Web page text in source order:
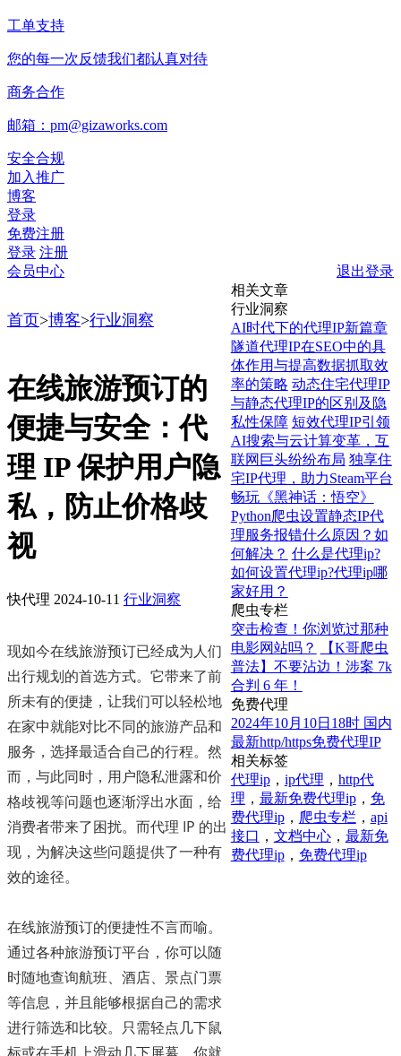
工单支持
您的每一次反馈我们都认真对待
商务合作
邮箱：pm@gizaworks.com
安全合规
加入推广
博客
登录
免费注册
登录 注册
会员中心
退出登录
首页>博客>行业洞察
在线旅游预订的
便捷与安全：代
理 IP 保护用户隐
私，防止价格歧
视
快代理 2024-10-11 行业洞察
现如今在线旅游预订已经成为人们
出行规划的首选方式。它带来了前
所未有的便捷，让我们可以轻松地
在家中就能对比不同的旅游产品和
服务，选择最适合自己的行程。然
而，与此同时，用户隐私泄露和价
格歧视等问题也逐渐浮出水面，给
消费者带来了困扰。而代理 IP 的出
现，为解决这些问题提供了一种有
效的途径。
在线旅游预订的便捷性不言而喻。
通过各种旅游预订平台，你可以随
时随地查询航班、酒店、景点门票
等信息，并且能够根据自己的需求
进行筛选和比较。只需轻点几下鼠
相关文章
行业洞察
AI时代下的代理IP新篇章
隧道代理IP在SEO中的具
体作用与提高数据抓取效
率的策略 动态住宅代理IP
与静态代理IP的区别及隐
私性保障 短效代理IP引领
AI搜索与云计算变革，互
联网巨头纷纷布局 独享住
宅IP代理，助力Steam平台
畅玩《黑神话：悟空》
Python爬虫设置静态IP代
理服务报错什么原因？如
何解决？ 什么是代理ip?
如何设置代理ip?代理ip哪
家好用？
爬虫专栏
突击检查！你浏览过那种
电影网站吗？
【K哥爬虫
普法】不要沾边！涉案 7k
合判 6 年！
免费代理
2024年10月10日18时 国内
最新http/https免费代理IP
相关标签
代理ip， ip代理 ， http代
理 ， 最新免费代理ip， 免
费代理ip， 爬虫专栏， api
接口 ， 文档中心， 最新免
费代理ip， 免费代理ip